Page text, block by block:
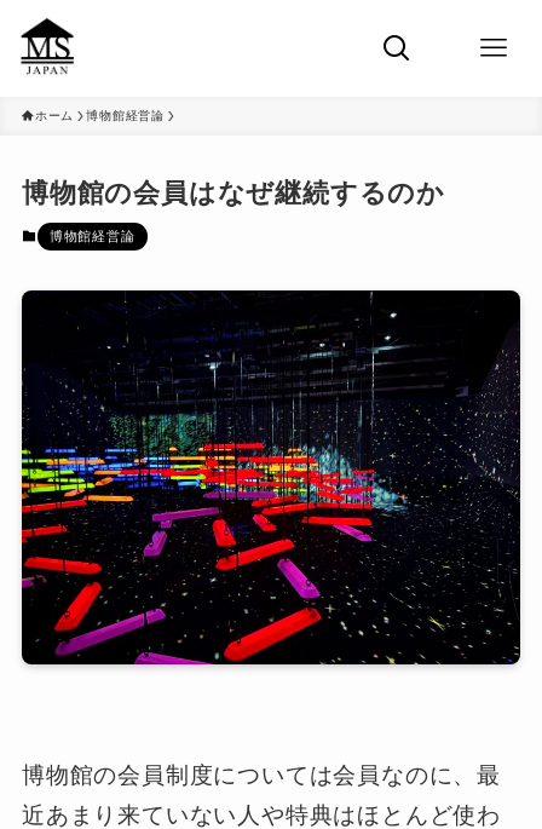
ホーム 博物館経営論
博物館の会員はなぜ継続するのか
博物館経営論
博物館の会員制度については会員なのに、最
近あまり来ていない人や特典はほとんど使わ